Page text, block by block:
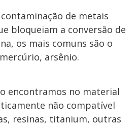
de metais
bloqueiam a conversão de
os mais comuns são o
arsênio.
encontramos no material
não compatível
resinas, titanium, outras